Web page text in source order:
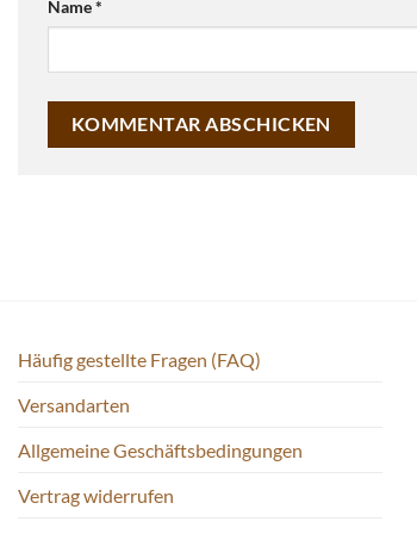
Name*
Häufig gestellte Fragen (FAQ)
Versandarten
Allgemeine Geschäftsbedingungen
Vertrag widerrufen